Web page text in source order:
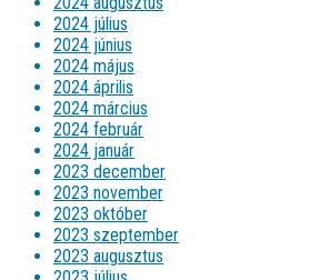
2024 július
2024 június
2024 május
2024 április
2024 március
2024 február
2024 január
2023 december
2023 november
2023 október
2023 szeptember
2023 augusztus